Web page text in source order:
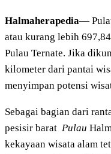
Halmaherapedia—
atau kurang lebih 697,84
Pulau Ternate. Jika
kilometer dari pantai
menyimpan potensi
Sebagai bagian dari
pesisir barat Pulau
kekayaan wisata alam